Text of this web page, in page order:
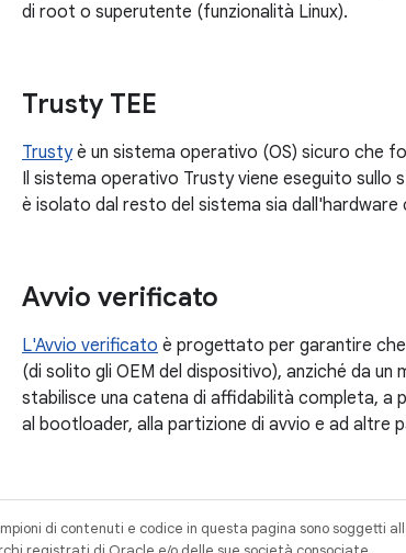
di root o superutente (funzionalità Linux).
Trusty TEE
Trustyè un sistema operativo (OS) sicuro che
Il sistema operativo Trusty viene eseguito
è isolato dal resto del sistema sia dall'hardware
Avvio verificato
L'Avvio verificato è progettato per garantire
(di solito gli OEM del dispositivo), anziché da
stabilisce una catena di affidabilità completa,
al bootloader, alla partizione di avvio e ad altre
di contenuti e codice in questa pagina sono soggetti